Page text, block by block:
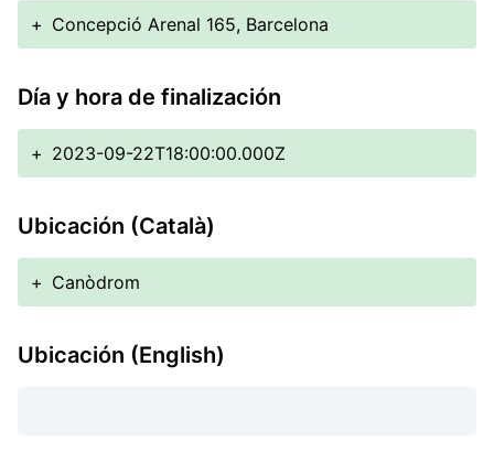
+ Concepció Arenal 165, Barcelona
Día y hora de finalización
+ 2023-09-22T18:00:00.000Z
Ubicación (Català)
+ Canòdrom
Ubicación (English)